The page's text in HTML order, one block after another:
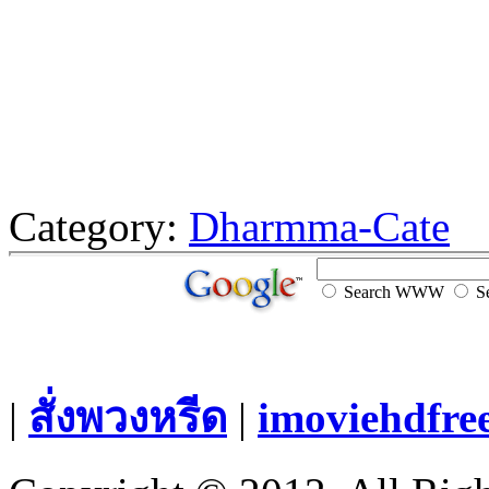
Category: Dharmma-Cate
Search WWW
| สั่งพวงหรีด |